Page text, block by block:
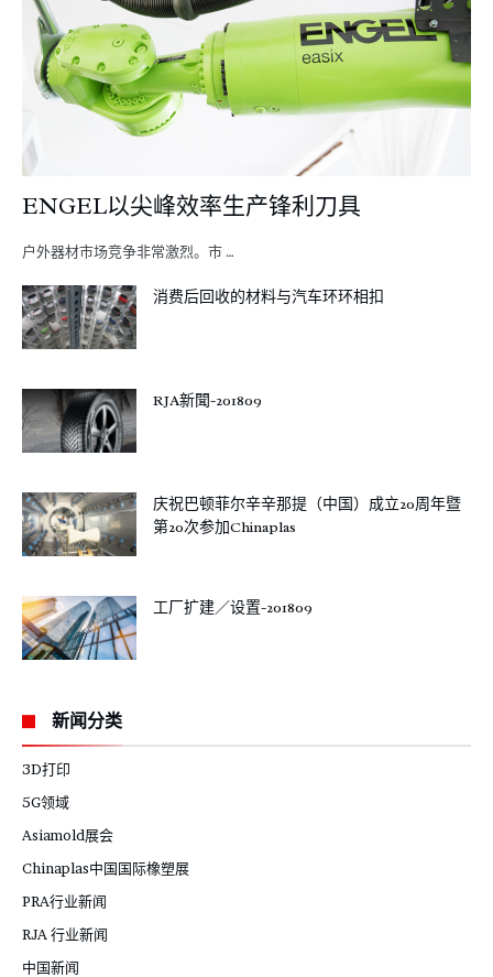
ENGEL以尖峰效率生产锋利刀具
户外器材市场竞争非常激烈。市 …
消费后回收的材料与汽车环环相扣
RJA新聞-201809
庆祝巴顿菲尔辛辛那提（中国）成立20周年暨
第20次参加Chinaplas
工厂扩建／设置-201809
新闻分类
3D打印
5G领域
Asiamold展会
Chinaplas中国国际橡塑展
PRA行业新闻
RJA 行业新闻
中国新闻